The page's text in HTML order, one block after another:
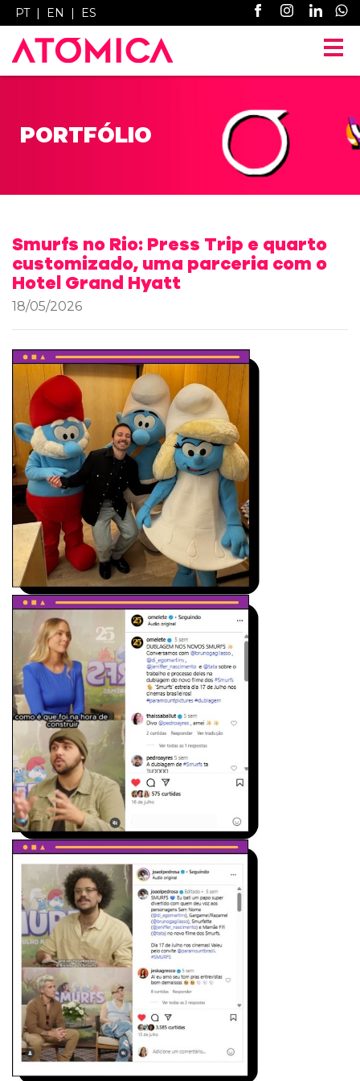
PT | EN | ES
PORTFÓLIO
Smurfs no Rio: Press Trip e quarto
customizado, uma parceria com o
Hotel Grand Hyatt
18/05/2026